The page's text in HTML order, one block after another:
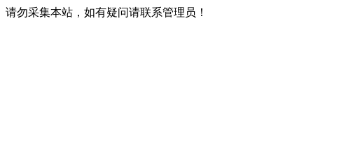
请勿采集本站，如有疑问请联系管理员！